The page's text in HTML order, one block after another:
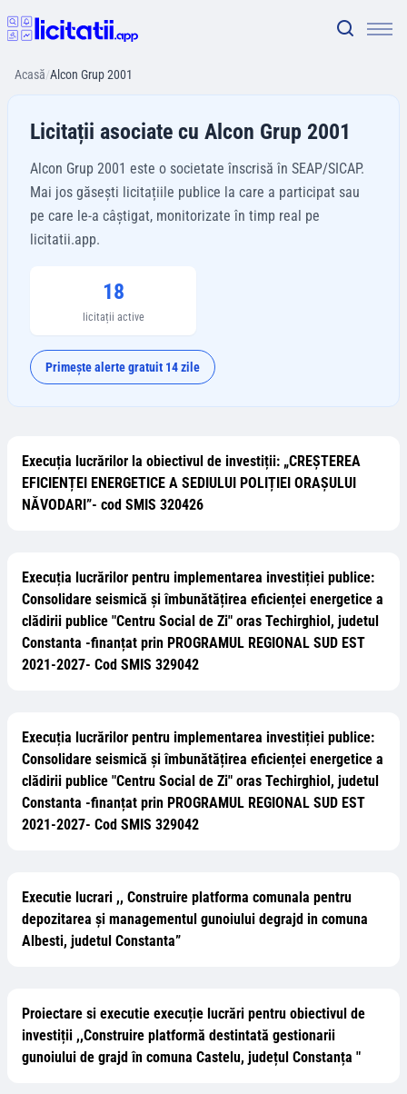
Acasă/Alcon Grup 2001
Licitații asociate cu Alcon Grup 2001
Alcon Grup 2001 este o societate înscrisă în SEAP/SICAP.
Mai jos găsești licitațiile publice la care a participat sau
pe care le-a câștigat, monitorizate în timp real pe
licitatii.app.
18
licitații active
Primește alerte gratuit 14 zile
Execuția lucrărilor la obiectivul de investiții: „CREȘTEREA
EFICIENȚEI ENERGETICE A SEDIULUI POLIȚIEI ORAȘULUI
NĂVODARI”- cod SMIS 320426
Execuția lucrărilor pentru implementarea investiției publice:
Consolidare seismică și îmbunătățirea eficienței energetice a
clădirii publice "Centru Social de Zi" oras Techirghiol, judetul
Constanta -finanțat prin PROGRAMUL REGIONAL SUD EST
2021-2027- Cod SMIS 329042
Execuția lucrărilor pentru implementarea investiției publice:
Consolidare seismică și îmbunătățirea eficienței energetice a
clădirii publice "Centru Social de Zi" oras Techirghiol, judetul
Constanta -finanțat prin PROGRAMUL REGIONAL SUD EST
2021-2027- Cod SMIS 329042
Executie lucrari ,, Construire platforma comunala pentru
depozitarea și managementul gunoiului degrajd in comuna
Albesti, judetul Constanta”
Proiectare si executie execuție lucrări pentru obiectivul de
investiții ,,Construire platformă destintată gestionarii
gunoiului de grajd în comuna Castelu, județul Constanța "